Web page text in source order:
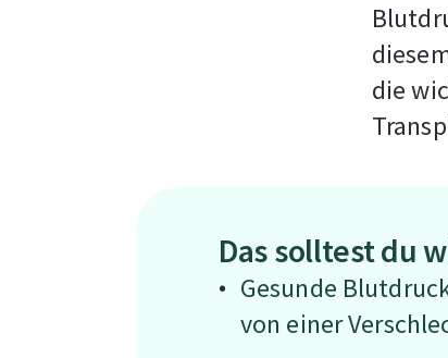
die
Das solltest du
Gesunde
von einer